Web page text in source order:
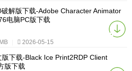
解版下载-Adobe Character Animator
电脑PC版下载
2026-05-15
版下载-Black Ice Print2RDP Client
版下载